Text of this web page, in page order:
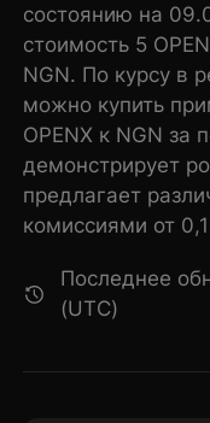
состоянию на
стоимость 5
NGN. По курсу в
можно купить
OPENX к NGN за
демонстрирует
предлагает
комиссиями от
Последнее
(UTC)